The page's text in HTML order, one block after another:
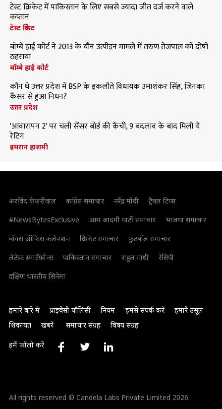
टेस्ट क्रिकेट में पाकिस्तान के लिए सबसे ज्यादा जीत दर्ज करने वाले
कप्तान
टेस्ट क्रिकेट
बॉम्बे हाई कोर्ट ने 2013 के यौन उत्पीड़न मामले में तरुण तेजपाल को दोषी
ठहराया
बॉम्बे हाई कोर्ट
कौन थे उत्तर प्रदेश में BSP के इकलौते विधायक उमाशंकर सिंह, जिनका
कैंसर से हुआ निधन?
उत्तर प्रदेश
'आवारापन 2' पर चली सेंसर बोर्ड की कैंची, 9 बदलाव के बाद मिली ये
रेटिंग
इमरान हाशमी
अरविंद केजरीवाल कांग्रेस समाचार नरेंद्र मोदी
ट्रैवल टिप्स
#NewsBytesExclusive
आम आदमी पार्टी समाचार
भाजपा समाचार
बॉक्स ऑफिस कलेक्शन
क्रिकेट समाचार
फुटबॉल समाचार
लेटेस्ट स्मार्टफोन्स
पाकिस्तान समाचार राहुल गांधी
रेसिपी
दक्षिण भारतीय सिनेमा
हमारे बारे में प्राइवेसी पॉलिसी नियम हमसे संपर्क करें
हमारे उसूल
शिकायत
खबरें समाचार संग्रह विषय संग्रह
हमें फॉलो करें
All rights reserved © Candela Labs Private Limited 2026